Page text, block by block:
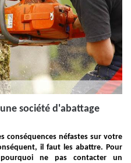
une société d'abattage
conséquences néfastes sur votre
il faut les abattre. Pour
pourquoi ne pas contacter un